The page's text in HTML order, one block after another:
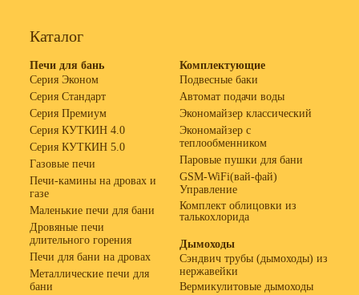
Каталог
Печи для бань
Серия Эконом
Серия Стандарт
Серия Премиум
Серия КУТКИН 4.0
Серия КУТКИН 5.0
Газовые печи
Печи-камины на дровах и
газе
Маленькие печи для бани
Дровяные печи
длительного горения
Печи для бани на дровах
Металлические печи для
бани
Комплектующие
Подвесные баки
Автомат подачи воды
Экономайзер классический
Экономайзер с
теплообменником
Паровые пушки для бани
GSM-WiFi(вай-фай)
Управление
Комплект облицовки из
талькохлорида
Дымоходы
Сэндвич трубы (дымоходы) из
нержавейки
Вермикулитовые дымоходы